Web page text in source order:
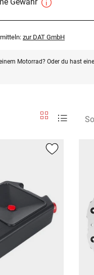
Gewähr
zur DAT GmbH
Motorrad? Oder du hast